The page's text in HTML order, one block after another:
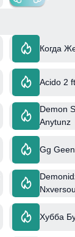
Когда
Acido 2
Demon
Anytunz
Gg
Хубба